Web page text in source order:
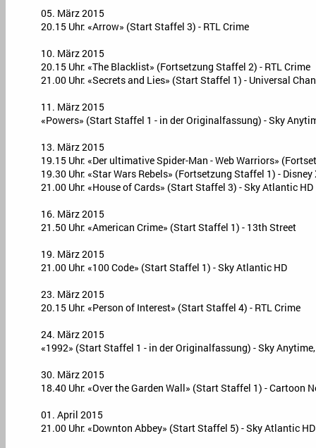
05. März 2015
20.15 Uhr: «Arrow» (Start Staffel 3) - RTL Crime
10. März 2015
20.15 Uhr: «The Blacklist» (Fortsetzung Staffel 2) - RTL Crime
21.00 Uhr: «Secrets and Lies» (Start Staffel 1) - Universal
11. März 2015
«Powers» (Start Staffel 1 - in der Originalfassung) - Sky
13. März 2015
19.15 Uhr: «Der ultimative Spider-Man - Web Warriors»
19.30 Uhr: «Star Wars Rebels» (Fortsetzung Staffel 1) - Disney
21.00 Uhr: «House of Cards» (Start Staffel 3) - Sky Atlantic HD
16. März 2015
21.50 Uhr: «American Crime» (Start Staffel 1) - 13th Street
19. März 2015
21.00 Uhr: «100 Code» (Start Staffel 1) - Sky Atlantic HD
23. März 2015
20.15 Uhr: «Person of Interest» (Start Staffel 4) - RTL Crime
24. März 2015
«1992» (Start Staffel 1 - in der Originalfassung) - Sky
30. März 2015
18.40 Uhr: «Over the Garden Wall» (Start Staffel 1) - Cartoon
01. April 2015
21.00 Uhr: «Downton Abbey» (Start Staffel 5) - Sky Atlantic HD